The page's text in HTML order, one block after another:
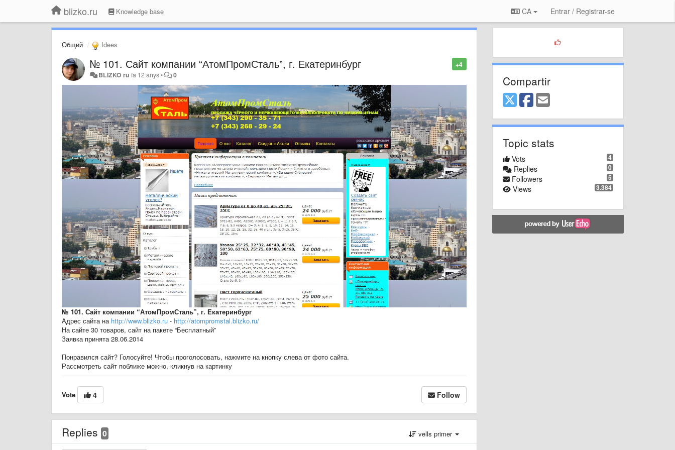
blizko.ru Knowledge base CA Entrar / Registrar-se
Общий Idees
+4
№ 101. Сайт компании “АтомПромСталь”, г. Екатеринбург
BLIZKO rufa 12 anys• 0
№ 101. Сайт компании “АтомПромСталь”, г. Екатеринбург
Адрес сайта на http://www.blizko.ru - http://atompromstal.blizko.ru/
На сайте 30 товаров, сайт на пакете “Бесплатный”
Заявка принята 28.06.2014
Понравился сайт? Голосуйте! Чтобы проголосовать, нажмите на кнопку слева от фото сайта.
Рассмотреть сайт поближе можно, кликнув на картинку
Vote 4 Follow
Replies 0 vells primer
Compartir
Topic stats
4
Vots
0
Replies
5
Followers
3.384
Views